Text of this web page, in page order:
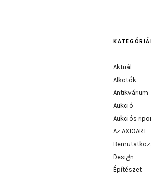
Aktuál
Alkotók
Antikvárium
Aukció
Aukciós
Az AXIOART
Design
Építészet